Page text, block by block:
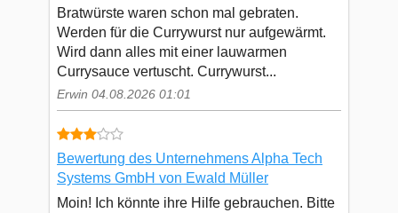
Bratwürste waren schon mal gebraten.
Werden für die Currywurst nur aufgewärmt.
Wird dann alles mit einer lauwarmen
Currysauce vertuscht. Currywurst...
Erwin 04.08.2026 01:01
Bewertung des Unternehmens Alpha Tech
Systems GmbH von Ewald Müller
Moin! Ich könnte ihre Hilfe gebrauchen. Bitte